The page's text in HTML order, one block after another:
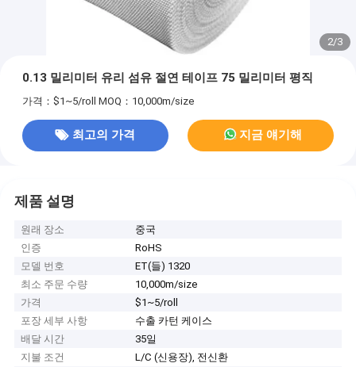
2/3
0.13 밀리미터 유리 섬유 절연 테이프 75 밀리미터 평직
가격：$1~5/roll MOQ：10,000m/size
최고의 가격 지금 얘기해
제품 설명
원래 장소
중국
인증
RoHS
모델 번호
ET(들) 1320
최소 주문 수량
10,000m/size
가격
$1~5/roll
포장 세부 사항
수출 카턴 케이스
배달 시간
35일
지불 조건
L/C (신용장), 전신환